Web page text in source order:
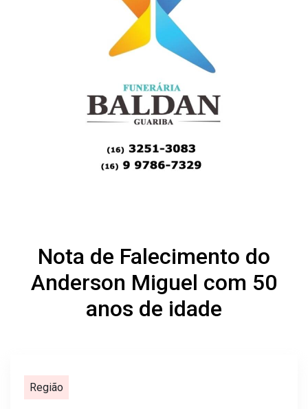
Nota de Falecimento do
Anderson Miguel com 50
anos de idade
Região